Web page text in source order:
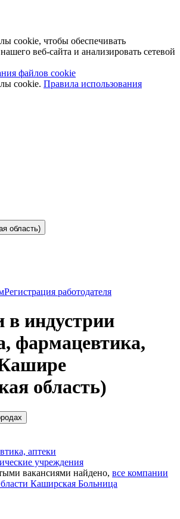
cookie, чтобы обеспечивать
веб-сайта и анализировать сетевой
файлов cookie
cookie. Правила использования
область)
Регистрация работодателя
индустрии
фармацевтика,
область)
аптеки
учреждения
вакансиями найдено, все компании
Каширская Больница